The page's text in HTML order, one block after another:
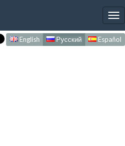
English Русский Español